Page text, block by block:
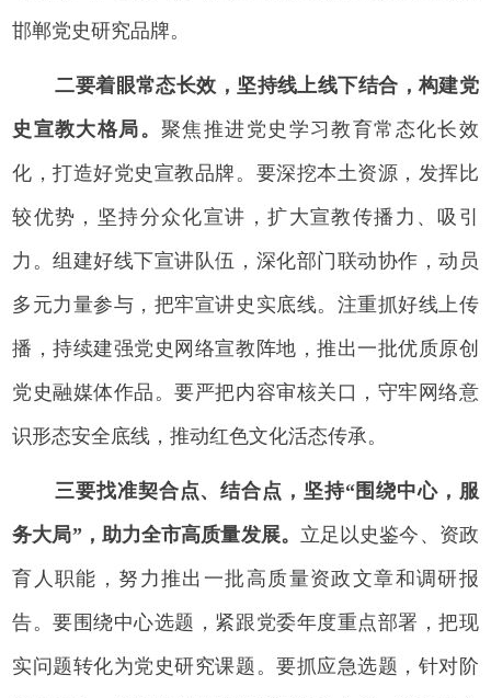
邯郸党史研究品牌。
二要着眼常态长效，坚持线上线下结合，构建党
史宣教大格局。聚焦推进党史学习教育常态化长效
化，打造好党史宣教品牌。要深挖本土资源，发挥比
较优势，坚持分众化宣讲，扩大宣教传播力、吸引
力。组建好线下宣讲队伍，深化部门联动协作，动员
多元力量参与，把牢宣讲史实底线。注重抓好线上传
播，持续建强党史网络宣教阵地，推出一批优质原创
党史融媒体作品。要严把内容审核关口，守牢网络意
识形态安全底线，推动红色文化活态传承。
三要找准契合点、结合点，坚持“围绕中心，服
务大局”，助力全市高质量发展。 立足以史鉴今、资政
育人职能，努力推出一批高质量资政文章和调研报
告。要围绕中心选题，紧跟党委年度重点部署，把现
实问题转化为党史研究课题。要抓应急选题，针对阶